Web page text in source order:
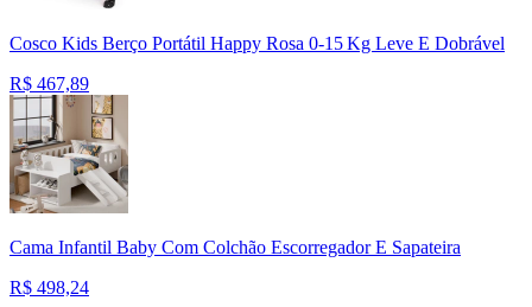
Cosco Kids Berço Portátil Happy Rosa 0‑15 Kg Leve E Dobrável
R$ 467,89
Cama Infantil Baby Com Colchão Escorregador E Sapateira
R$ 498,24